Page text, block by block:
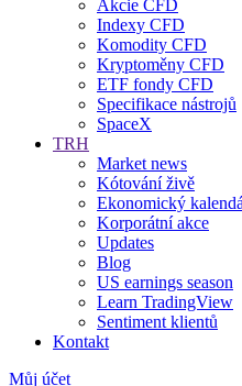
Akcie CFD
Indexy CFD
Komodity CFD
Kryptoměny CFD
ETF fondy CFD
Specifikace nástrojů
SpaceX
TRH
Market news
Kótování živě
Ekonomický
Korporátní akce
Updates
Blog
US earnings season
Learn TradingView
Sentiment klientů
Kontakt
Můj účet